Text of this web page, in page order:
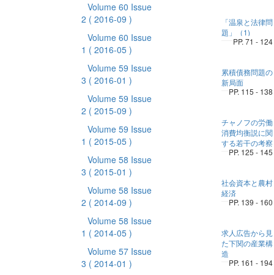
Volume 60 Issue
2 ( 2016-09 )
Volume 60 Issue
1 ( 2016-05 )
Volume 59 Issue
3 ( 2016-01 )
Volume 59 Issue
2 ( 2015-09 )
Volume 59 Issue
1 ( 2015-05 )
Volume 58 Issue
3 ( 2015-01 )
Volume 58 Issue
2 ( 2014-09 )
Volume 58 Issue
1 ( 2014-05 )
Volume 57 Issue
3 ( 2014-01 )
「温泉と法律問
題」（1)
PP. 71 - 124
累積債務問題の
新局面
PP. 115 - 138
チャノフの労働
消費均衡説に関
する若干の考察
PP. 125 - 145
社会資本と農村
経済
PP. 139 - 160
求人広告から見
た下関の産業構
造
PP. 161 - 194